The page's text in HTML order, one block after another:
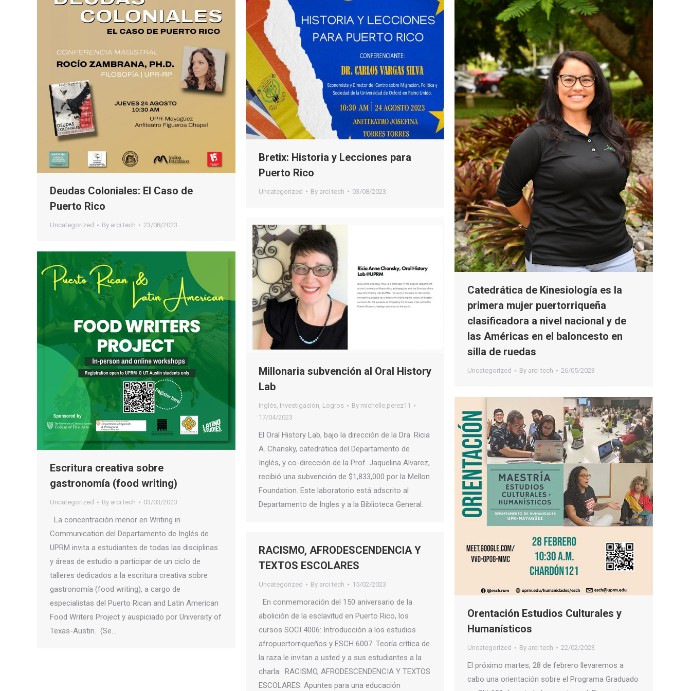
Deudas Coloniales: El Caso de
Puerto Rico
Uncategorized By arci tech 23/08/2023
Bretix: Historia y Lecciones para
Puerto Rico
Uncategorized By arci tech 03/08/2023
Catedrática de Kinesiología es la
primera mujer puertorriqueña
clasificadora a nivel nacional y de
las Américas en el baloncesto en
silla de ruedas
Uncategorized By arci tech 26/05/2023
Millonaria subvención al Oral History
Lab
Inglés, Investigación, Logros By michelle.perez11
17/04/2023
El Oral History Lab, bajo la dirección de la Dra. Ricia
A. Chansky, catedrática del Departamento de
Inglés, y co-dirección de la Prof. Jaquelina Alvarez,
recibió una subvención de $1,833,000 por la Mellon
Foundation. Este laboratorio está adscrito al
Departamento de Ingles y a la Biblioteca General.
Escritura creativa sobre
gastronomía (food writing)
Uncategorized By arci tech 03/03/2023
La concentración menor en Writing in
Communication del Departamento de Inglés de
UPRM invita a estudiantes de todas las disciplinas
y áreas de estudio a participar de un ciclo de
talleres dedicados a la escritura creativa sobre
gastronomía (food writing), a cargo de
especialistas del Puerto Rican and Latin American
Food Writers Project y auspiciado por University of
Texas-Austin. (Se…
Orentación Estudios Culturales y
Humanísticos
Uncategorized By arci tech 22/02/2023
El próximo martes, 28 de febrero llevaremos a
cabo una orientación sobre el Programa Graduado
RACISMO, AFRODESCENDENCIA Y
TEXTOS ESCOLARES
Uncategorized By arci tech 15/02/2023
En conmemoración del 150 aniversario de la
abolición de la esclavitud en Puerto Rico, los
cursos SOCI 4006: Introducción a los estudios
afropuertorriqueños y ESCH 6007: Teoría crítica de
la raza le invitan a usted y a sus estudiantes a la
charla: RACISMO, AFRODESCENDENCIA Y TEXTOS
ESCOLARES: Apuntes para una educación